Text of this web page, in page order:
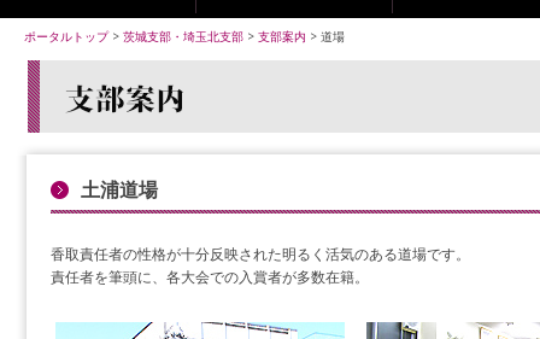
ポータルトップ> 茨城支部・埼玉北支部 > 支部案内 > 道場
土浦道場
香取責任者の性格が十分反映された明るく活気のある道場です。
責任者を筆頭に、各大会での入賞者が多数在籍。